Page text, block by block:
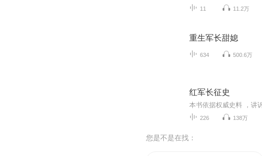
11 11.2万
重生军长甜媳
634 500.6万
红军长征史
226 138万
您是不是在找：